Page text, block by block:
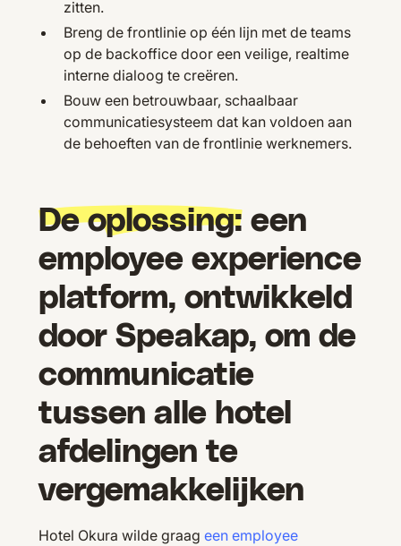
zitten.
Breng de frontlinie op één lijn met de teams
op de backoffice door een veilige, realtime
interne dialoog te creëren.
Bouw een betrouwbaar, schaalbaar
communicatiesysteem dat kan voldoen aan
de behoeften van de frontlinie werknemers.
De oplossing:een
employee experience
platform, ontwikkeld
door Speakap, om de
communicatie
tussen alle hotel
afdelingen te
vergemakkelijken
Hotel Okura wilde graag een employee